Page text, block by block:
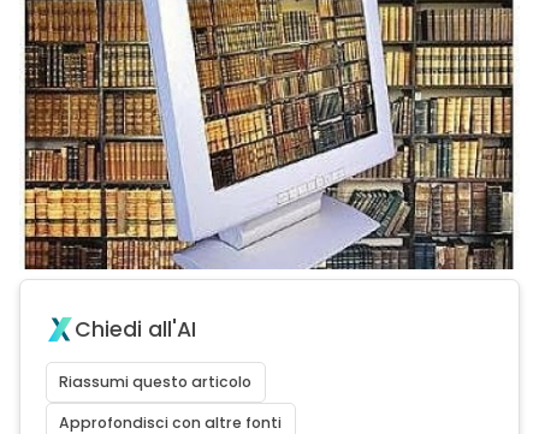
Chiedi all'AI
Riassumi questo articolo
Approfondisci con altre fonti